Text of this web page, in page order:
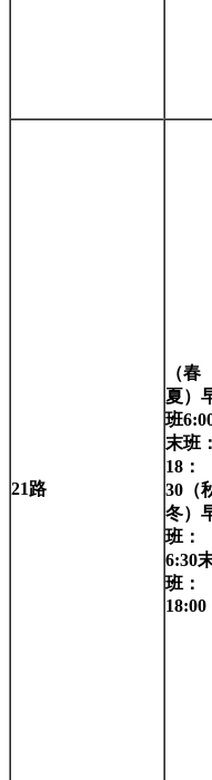
21路
（春
夏）
班
末班：
18：
30（
冬）
班：
6:30
班：
18:00